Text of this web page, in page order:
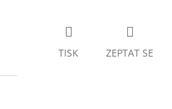
TISK ZEPTAT SE